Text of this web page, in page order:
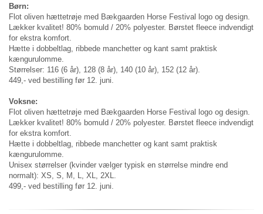
Børn:
Flot oliven hættetrøje med Bækgaarden Horse Festival logo og design.
Lækker kvalitet! 80% bomuld / 20% polyester. Børstet fleece indvendigt
for ekstra komfort.
Hætte i dobbeltlag, ribbede manchetter og kant samt praktisk
kængurulomme.
Størrelser: 116 (6 år), 128 (8 år), 140 (10 år), 152 (12 år).
449,- ved bestilling før 12. juni.
Voksne:
Flot oliven hættetrøje med Bækgaarden Horse Festival logo og design.
Lækker kvalitet! 80% bomuld / 20% polyester. Børstet fleece indvendigt
for ekstra komfort.
Hætte i dobbeltlag, ribbede manchetter og kant samt praktisk
kængurulomme.
Unisex størrelser (kvinder vælger typisk en størrelse mindre end
normalt): XS, S, M, L, XL, 2XL.
499,- ved bestilling før 12. juni.